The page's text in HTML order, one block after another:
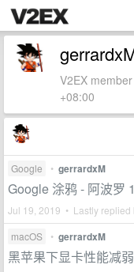
V2EX
+08:00
Google • gerrardxM
Google 涂鸦 - 阿波罗
Jul 19, 2019 • Lastly replied
macOS • gerrardxM
黑苹果下显卡性能减弱